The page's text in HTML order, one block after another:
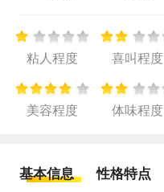
粘人程度 喜叫程度
美容程度 体味程度
基本信息 性格特点